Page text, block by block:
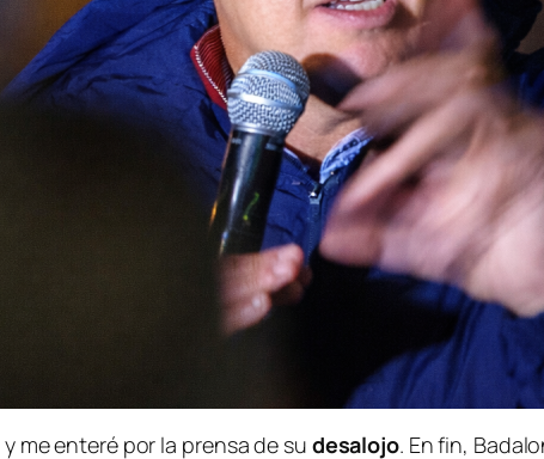
me enteré por la prensa de su desalojo. En fin,